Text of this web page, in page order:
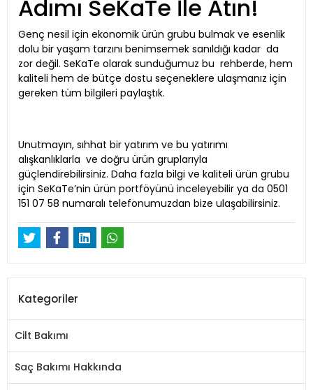
Adımı SeKaTe İle Atın!
Genç nesil için ekonomik ürün grubu bulmak ve esenlik
dolu bir yaşam tarzını benimsemek sanıldığı kadar da
zor değil. SeKaTe olarak sunduğumuz bu rehberde, hem
kaliteli hem de bütçe dostu seçeneklere ulaşmanız için
gereken tüm bilgileri paylaştık.
Unutmayın, sıhhat bir yatırım ve bu yatırımı
alışkanlıklarla ve doğru ürün gruplarıyla
güçlendirebilirsiniz. Daha fazla bilgi ve kaliteli ürün grubu
için SeKaTe’nin ürün portföyünü inceleyebilir ya da 0501
151 07 58 numaralı telefonumuzdan bize ulaşabilirsiniz.
Kategoriler
Cilt Bakımı
Saç Bakımı Hakkında